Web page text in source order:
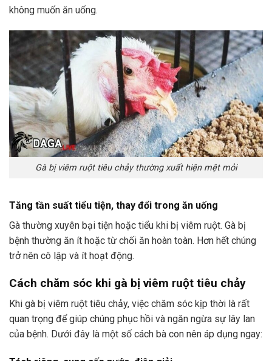
không muốn ăn uống.
Gà bị viêm ruột tiêu chảy thường xuất hiện mệt mỏi
Tăng tần suất tiểu tiện, thay đổi trong ăn uống
Gà thường xuyên bại tiện hoặc tiểu khi bị viêm ruột. Gà bị
bệnh thường ăn ít hoặc từ chối ăn hoàn toàn. Hơn hết chúng
trở nên cô lập và ít hoạt động.
Cách chăm sóc khi gà bị viêm ruột tiêu chảy
Khi gà bị viêm ruột tiêu chảy, việc chăm sóc kịp thời là rất
quan trọng để giúp chúng phục hồi và ngăn ngừa sự lây lan
của bệnh. Dưới đây là một số cách bà con nên áp dụng ngay: